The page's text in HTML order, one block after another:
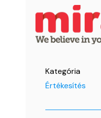
Kategória
Értékesítés